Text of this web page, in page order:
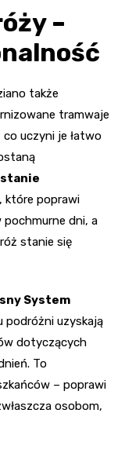
–
także
tramwaje
co uczyni je łatwo
, które poprawi
dni, a
stanie się
System
podróżni uzyskają
dotyczących
To
– poprawi
osobom,